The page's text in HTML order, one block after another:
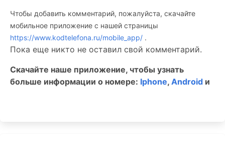
Чтобы добавить комментарий, пожалуйста, скачайте
мобильное приложение c нашей страницы
https://www.kodtelefona.ru/mobile_app/ .
Пока еще никто не оставил свой комментарий.
Скачайте наше приложение, чтобы узнать
больше информации о номере: Iphone, Android и